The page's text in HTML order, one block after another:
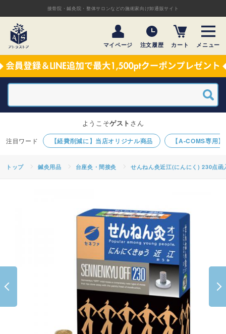
接骨院・鍼灸院・整体サロンなどの施術家向け卸通販サイト
マイページ 注文履歴 カート メニュー
【経費削減に】当店オリジナル商品 【A-COMS専用
ようこそゲスト さん
トップ 鍼灸用品 台座灸・間接灸 せんねん灸近江(にんにく) 230点